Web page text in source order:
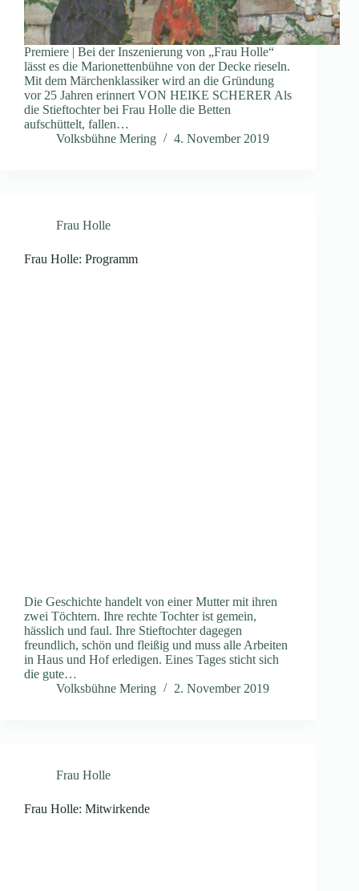
Premiere | Bei der Inszenierung von „Frau Holle“
lässt es die Marionettenbühne von der Decke rieseln.
Mit dem Märchenklassiker wird an die Gründung
vor 25 Jahren erinnert VON HEIKE SCHERER Als
die Stieftochter bei Frau Holle die Betten
aufschüttelt, fallen…
Volksbühne Mering
4. November 2019
Frau Holle
Frau Holle: Programm
Die Geschichte handelt von einer Mutter mit ihren
zwei Töchtern. Ihre rechte Tochter ist gemein,
hässlich und faul. Ihre Stieftochter dagegen
freundlich, schön und fleißig und muss alle Arbeiten
in Haus und Hof erledigen. Eines Tages sticht sich
die gute…
Volksbühne Mering
2. November 2019
Frau Holle
Frau Holle: Mitwirkende